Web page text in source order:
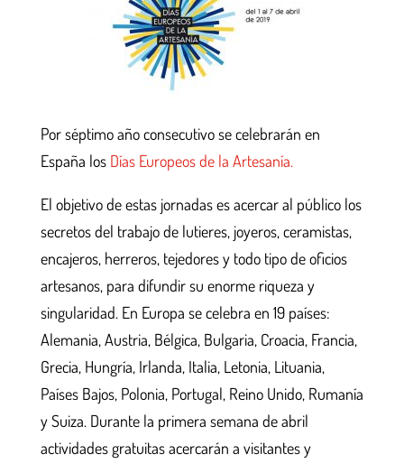
Por séptimo año consecutivo se celebrarán en
España los Días Europeos de la Artesanía.
El objetivo de estas jornadas es acercar al público los
secretos del trabajo de lutieres, joyeros, ceramistas,
encajeros, herreros, tejedores y todo tipo de oficios
artesanos, para difundir su enorme riqueza y
singularidad. En Europa se celebra en 19 países:
Alemania, Austria, Bélgica, Bulgaria, Croacia, Francia,
Grecia, Hungría, Irlanda, Italia, Letonia, Lituania,
Países Bajos, Polonia, Portugal, Reino Unido, Rumanía
y Suiza. Durante la primera semana de abril
actividades gratuitas acercarán a visitantes y